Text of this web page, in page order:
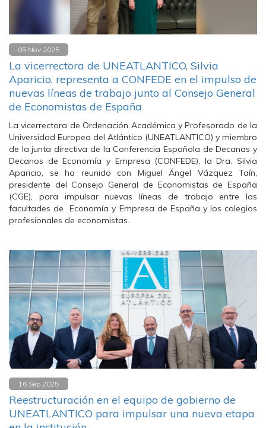
05 Nov 2025
La vicerrectora de UNEATLANTICO, Silvia
Aparicio, representa a CONFEDE en el impulso de
nuevas líneas de trabajo junto al Consejo General
de Economistas de España
La vicerrectora de Ordenación Académica y Profesorado de la
Universidad Europea del Atlántico (UNEATLANTICO) y miembro
de la junta directiva de la Conferencia Española de Decanas y
Decanos de Economía y Empresa (CONFEDE), la Dra. Silvia
Aparicio, se ha reunido con Miguel Ángel Vázquez Taín,
presidente del Consejo General de Economistas de España
(CGE), para impulsar nuevas líneas de trabajo entre las
facultades de Economía y Empresa de España y los colegios
profesionales de economistas.
16 Sep 2025
Reestructuración en el equipo de gobierno de
UNEATLANTICO para impulsar una nueva etapa